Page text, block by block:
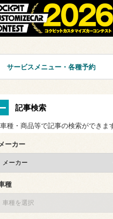
サービスメニュー・各種予約
記事検索
種・商品等で記事の検索ができま
ーカー
種